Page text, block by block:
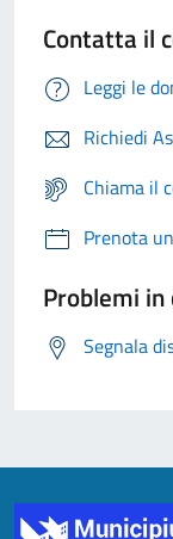
Contatta il
Leggi le
Richiedi
Chiama il
Prenota
Problemi
Segnala